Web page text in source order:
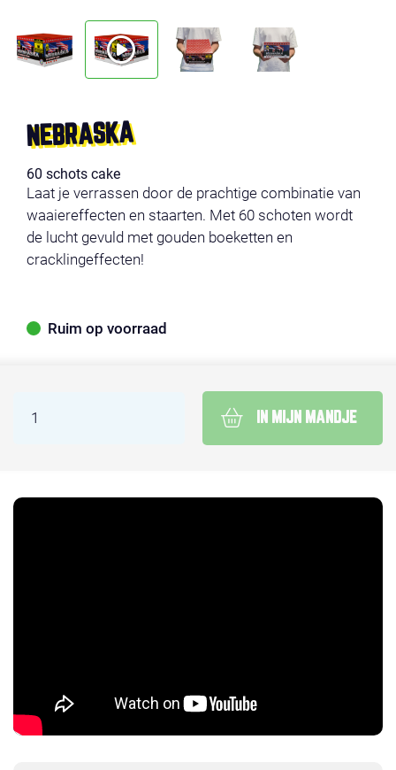
NEBRASKA
60 schots cake
Laat je verrassen door de prachtige combinatie van
waaiereffecten en staarten. Met 60 schoten wordt
de lucht gevuld met gouden boeketten en
cracklingeffecten!
Ruim op voorraad
IN MIJN MANDJE